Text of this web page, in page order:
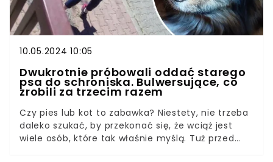
10.05.2024 10:05
Dwukrotnie próbowali oddać starego
psa do schroniska. Bulwersujące, co
zrobili za trzecim razem
Czy pies lub kot to zabawka? Niestety, nie trzeba
daleko szukać, by przekonać się, że wciąż jest
wiele osób, które tak właśnie myślą. Tuż przed